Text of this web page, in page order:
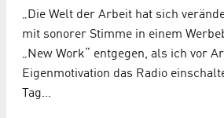
„Die Welt der Arbeit hat sich
mit sonorer Stimme in einem
„New Work“ entgegen, als ich vor
Eigenmotivation das Radio
Tag…